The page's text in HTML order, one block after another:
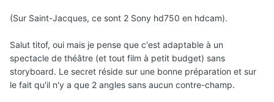
(Sur Saint-Jacques, ce sont 2 Sony hd750 en hdcam).
Salut titof, oui mais je pense que c'est adaptable à un
spectacle de théâtre (et tout film à petit budget) sans
storyboard. Le secret réside sur une bonne préparation et sur
le fait qu'il n'y a que 2 angles sans aucun contre-champ.